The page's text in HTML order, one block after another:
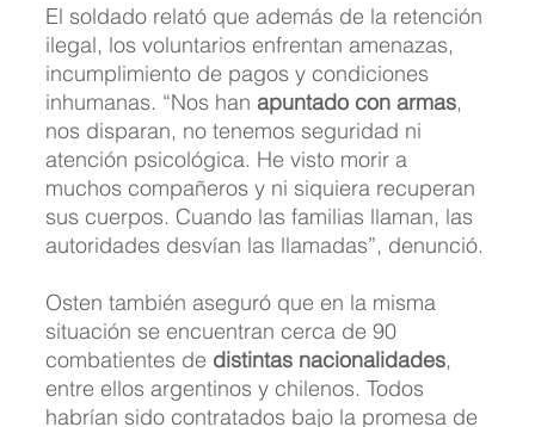
El soldado relató que además de la retención
ilegal, los voluntarios enfrentan amenazas,
incumplimiento de pagos y condiciones
inhumanas. “Nos han apuntado con armas,
nos disparan, no tenemos seguridad ni
atención psicológica. He visto morir a
muchos compañeros y ni siquiera recuperan
sus cuerpos. Cuando las familias llaman, las
autoridades desvían las llamadas”, denunció.
Osten también aseguró que en la misma
situación se encuentran cerca de 90
combatientes de distintas nacionalidades,
entre ellos argentinos y chilenos. Todos
habrían sido contratados bajo la promesa de